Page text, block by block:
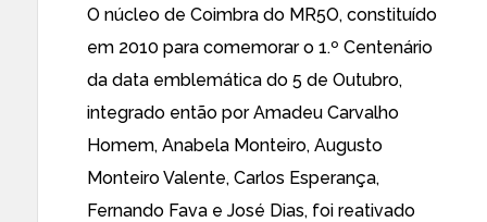
O núcleo de Coimbra do MR5O, constituído
em 2010 para comemorar o 1.º Centenário
da data emblemática do 5 de Outubro,
integrado então por Amadeu Carvalho
Homem, Anabela Monteiro, Augusto
Monteiro Valente, Carlos Esperança,
Fernando Fava e José Dias, foi reativado